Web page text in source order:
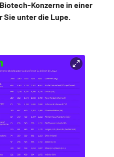
Konzerne in einer
Sie unter die Lupe.